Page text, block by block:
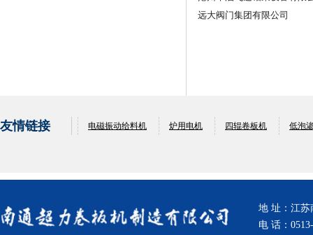
远大阀门集团有限公司
友情链接 电磁振动给料机 炉用电机 四辊卷板机 低泡
地 址：江苏
电 话：